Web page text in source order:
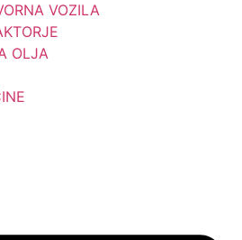
VOZILA
OLJA